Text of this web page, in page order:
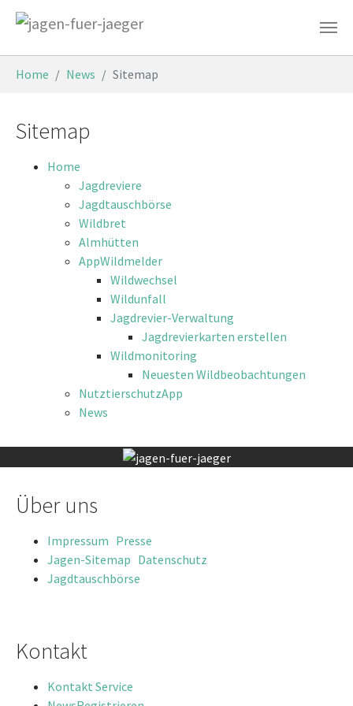
Home News Sitemap
Sitemap
Home
Jagdreviere
Jagdtauschbörse
Wildbret
Almhütten
AppWildmelder
Wildwechsel
Wildunfall
Jagdrevier-Verwaltung
Jagdrevierkarten erstellen
Wildmonitoring
Neuesten Wildbeobachtungen
NutztierschutzApp
News
Über uns
Impressum Presse
Jagen-Sitemap Datenschutz
Jagdtauschbörse
Kontakt
Kontakt Service